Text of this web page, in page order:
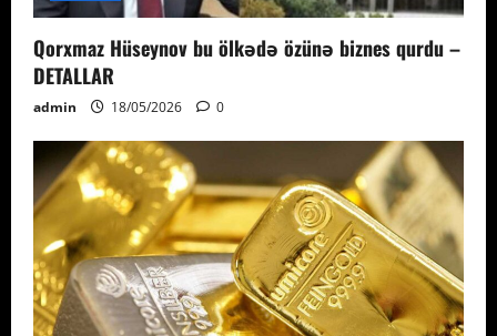
Qorxmaz Hüseynov bu ölkədə özünə biznes qurdu –
DETALLAR
admin 18/05/2026 0